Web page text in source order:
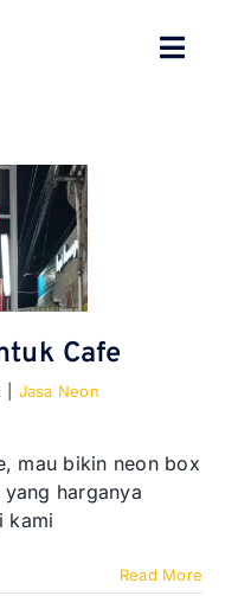
Cafe
Jasa Neon
mau bikin neon box
harganya
kami
Read More